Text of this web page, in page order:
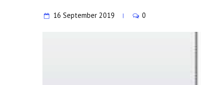
16 September 2019 0